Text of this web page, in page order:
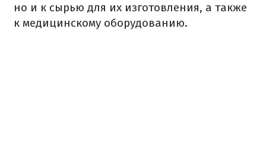
но и к сырью для их изготовления, а также
к медицинскому оборудованию.